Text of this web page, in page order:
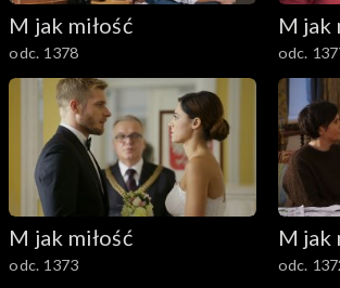
M jak miłość
odc. 1378
M jak
odc.
M jak miłość
odc. 1373
M jak
odc.